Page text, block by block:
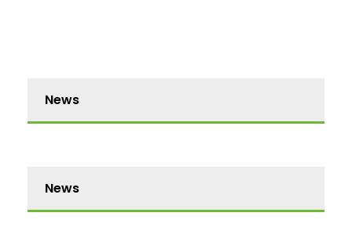
News
News